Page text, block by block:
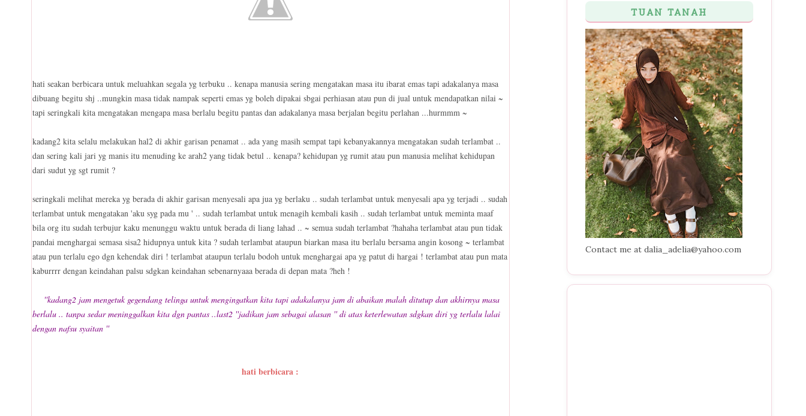
hati seakan berbicara untuk meluahkan segala yg terbuku .. kenapa manusia sering mengatakan masa itu ibarat emas tapi adakalanya masa
dibuang begitu shj ..mungkin masa tidak nampak seperti emas yg boleh dipakai sbgai perhiasan atau pun di jual untuk mendapatkan nilai ~
tapi seringkali kita mengatakan mengapa masa berlalu begitu pantas dan adakalanya masa berjalan begitu perlahan ...hurmmm ~
kadang2 kita selalu melakukan hal2 di akhir garisan penamat .. ada yang masih sempat tapi kebanyakannya mengatakan sudah terlambat ..
dan sering kali jari yg manis itu menuding ke arah2 yang tidak betul .. kenapa? kehidupan yg rumit atau pun manusia melihat kehidupan
dari sudut yg sgt rumit ?
seringkali melihat mereka yg berada di akhir garisan menyesali apa jua yg berlaku .. sudah terlambat untuk menyesali apa yg terjadi .. sudah
terlambat untuk mengatakan 'aku syg pada mu ' .. sudah terlambat untuk menagih kembali kasih .. sudah terlambat untuk meminta maaf
bila org itu sudah terbujur kaku menunggu waktu untuk berada di liang lahad .. ~ semua sudah terlambat ?hahaha terlambat atau pun tidak
pandai menghargai semasa sisa2 hidupnya untuk kita ? sudah terlambat ataupun biarkan masa itu berlalu bersama angin kosong ~ terlambat
atau pun terlalu ego dgn kehendak diri ! terlambat ataupun terlalu bodoh untuk menghargai apa yg patut di hargai ! terlambat atau pun mata
kaburrrr dengan keindahan palsu sdgkan keindahan sebenarnyaaa berada di depan mata ?heh !
''kadang2 jam mengetuk gegendang telinga untuk mengingatkan kita tapi adakalanya jam di abaikan malah ditutup dan akhirnya masa
berlalu .. tanpa sedar meninggalkan kita dgn pantas ..last2 ''jadikan jam sebagai alasan '' di atas keterlewatan sdgkan diri yg terlalu lalai
dengan nafsu syaitan ''
hati berbicara :
TUAN TANAH
Contact me at dalia_adelia@yahoo.com